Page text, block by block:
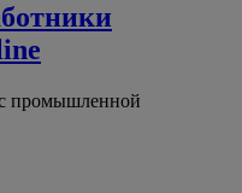
промышленной